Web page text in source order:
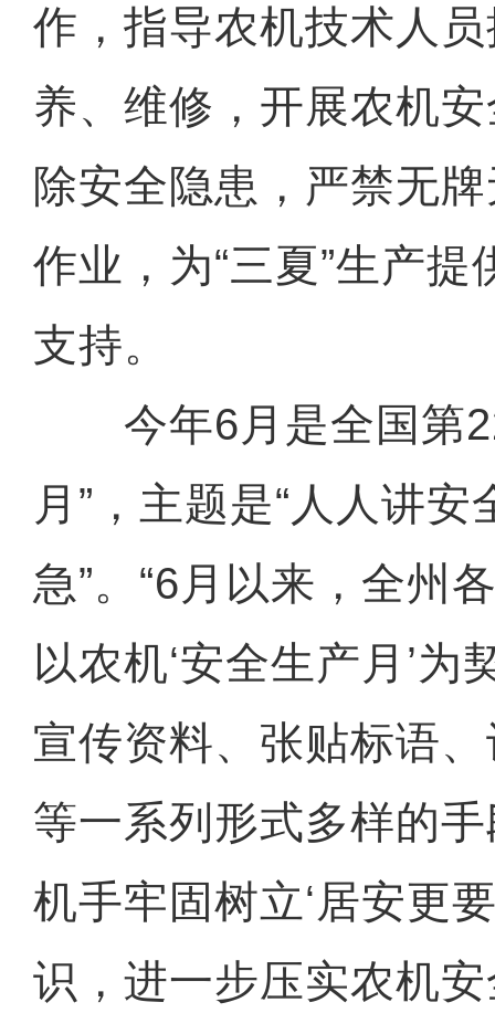
作，指导农机技术人
养、维修，开展农机
除安全隐患，严禁无
作业，为“三夏”生产
支持。
今年6月是全国第
月”，主题是“人人讲
急”。“6月以来，全州
以农机‘安全生产月’为
宣传资料、张贴标语
等一系列形式多样的
机手牢固树立‘居安更
识，进一步压实农机